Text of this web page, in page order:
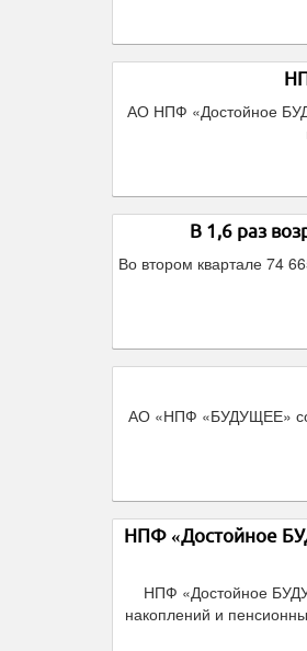
АО НПФ «Достойное
В 1,6 раз
Во втором квартале 74
АО «НПФ «БУДУЩЕЕ»
НПФ «Достойное
НПФ «Достойное
накоплений и